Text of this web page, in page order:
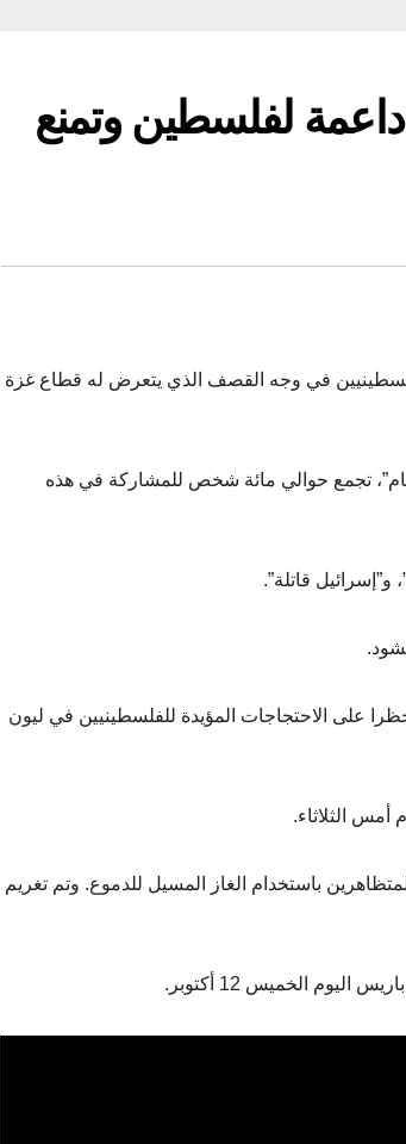
لفلسطين وتمنع
من المتظاهرين الداعمين للفلسطينيين في وجه القصف الذي يتعرض له قطاع غزة
تجمع حوالي مائة شخص للمشاركة في هذه
قاتلة”.
على الاحتجاجات المؤيدة للفلسطينيين في ليون
الثلاثاء.
باستخدام الغاز المسيل للدموع. وتم تغريم
الخميس 12 أكتوبر.